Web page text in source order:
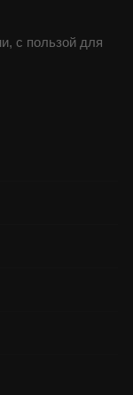
с пользой для